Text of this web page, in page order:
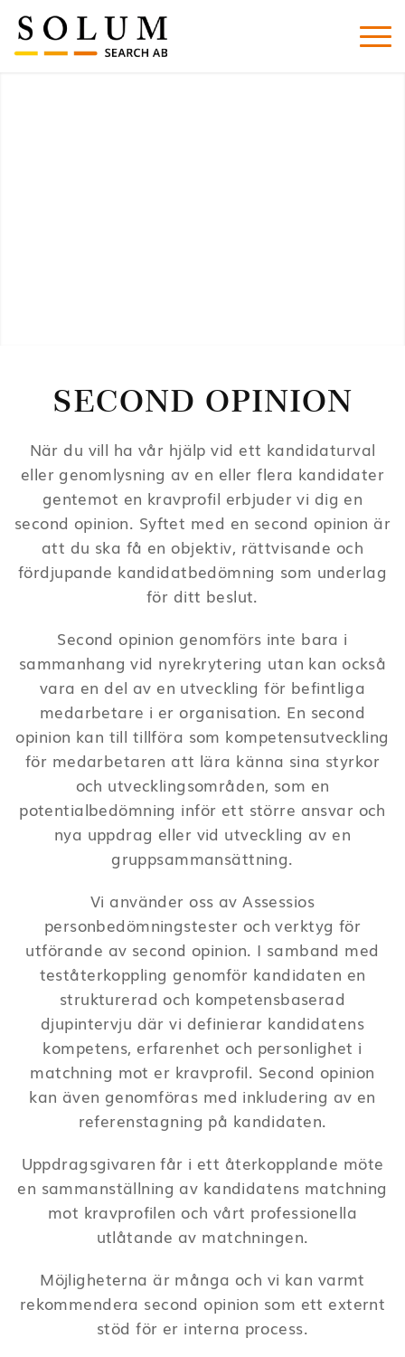
SECOND OPINION
När du vill ha vår hjälp vid ett kandidaturval
eller genomlysning av en eller flera kandidater
gentemot en kravprofil erbjuder vi dig en
second opinion. Syftet med en second opinion är
att du ska få en objektiv, rättvisande och
fördjupande kandidatbedömning som underlag
för ditt beslut.
Second opinion genomförs inte bara i
sammanhang vid nyrekrytering utan kan också
vara en del av en utveckling för befintliga
medarbetare i er organisation. En second
opinion kan till tillföra som kompetensutveckling
för medarbetaren att lära känna sina styrkor
och utvecklingsområden, som en
potentialbedömning inför ett större ansvar och
nya uppdrag eller vid utveckling av en
gruppsammansättning.
Vi använder oss av Assessios
personbedömningstester och verktyg för
utförande av second opinion. I samband med
teståterkoppling genomför kandidaten en
strukturerad och kompetensbaserad
djupintervju där vi definierar kandidatens
kompetens, erfarenhet och personlighet i
matchning mot er kravprofil. Second opinion
kan även genomföras med inkludering av en
referenstagning på kandidaten.
Uppdragsgivaren får i ett återkopplande möte
en sammanställning av kandidatens matchning
mot kravprofilen och vårt professionella
utlåtande av matchningen.
Möjligheterna är många och vi kan varmt
rekommendera second opinion som ett externt
stöd för er interna process.